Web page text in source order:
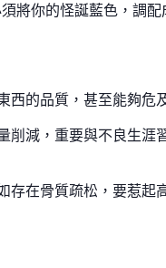
將你的怪誕藍色，調
西的品質，甚至能夠危
削減，重要與不良生涯
存在骨質疏松，要惹起